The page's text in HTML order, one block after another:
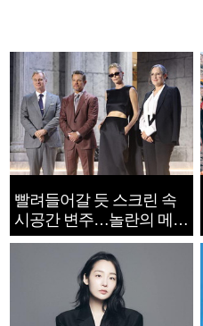
빨려들어갈 듯 스크린 속
시공간 변주…놀란의 메시
지는 ‘전쟁 속죄’